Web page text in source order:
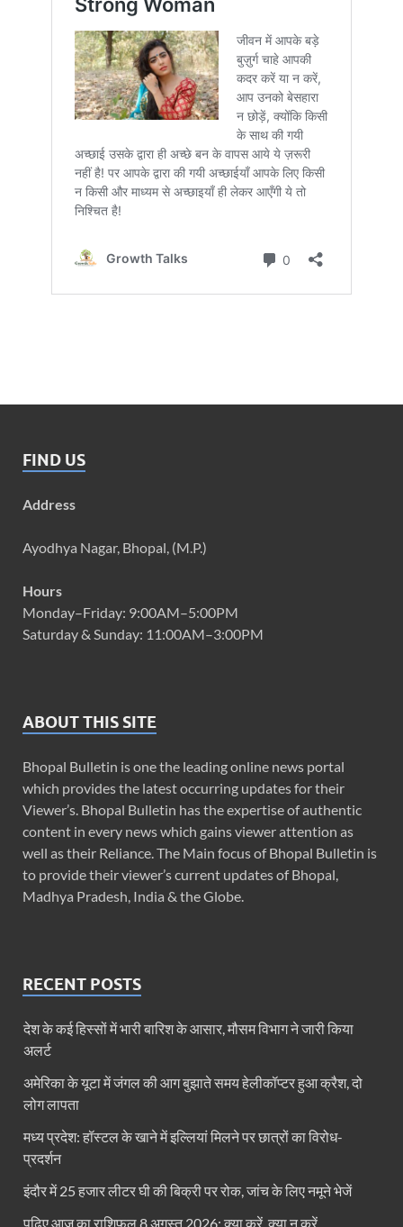
FIND US
Address
Ayodhya Nagar, Bhopal, (M.P.)
Hours
Monday–Friday: 9:00AM–5:00PM
Saturday & Sunday: 11:00AM–3:00PM
ABOUT THIS SITE
Bhopal Bulletin is one the leading online news portal
which provides the latest occurring updates for their
Viewer’s. Bhopal Bulletin has the expertise of authentic
content in every news which gains viewer attention as
well as their Reliance. The Main focus of Bhopal Bulletin is
to provide their viewer’s current updates of Bhopal,
Madhya Pradesh, India & the Globe.
RECENT POSTS
देश के कई हिस्सों में भारी बारिश के आसार, मौसम विभाग ने जारी किया
अलर्ट
अमेरिका के यूटा में जंगल की आग बुझाते समय हेलीकॉप्टर हुआ क्रैश, दो
लोग लापता
मध्य प्रदेश: हॉस्टल के खाने में इल्लियां मिलने पर छात्रों का विरोध-
प्रदर्शन
इंदौर में 25 हजार लीटर घी की बिक्री पर रोक, जांच के लिए नमूने भेजें
पढ़िए आज का राशिफल 8 अगस्त 2026: क्या करें, क्या न करें…